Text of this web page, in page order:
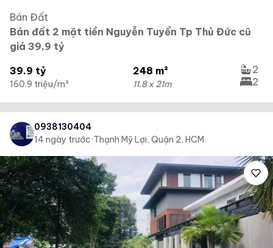
Bán Đất
Bán đất 2 mặt tiền Nguyễn Tuyển Tp Thủ Đức cũ
giá 39,9 tỷ
39.9 tỷ
160.9 triệu/m²
248 m²
11.8 x 21m
2
2
0938130404
14 ngày trước·Thạnh Mỹ Lợi, Quận 2, HCM